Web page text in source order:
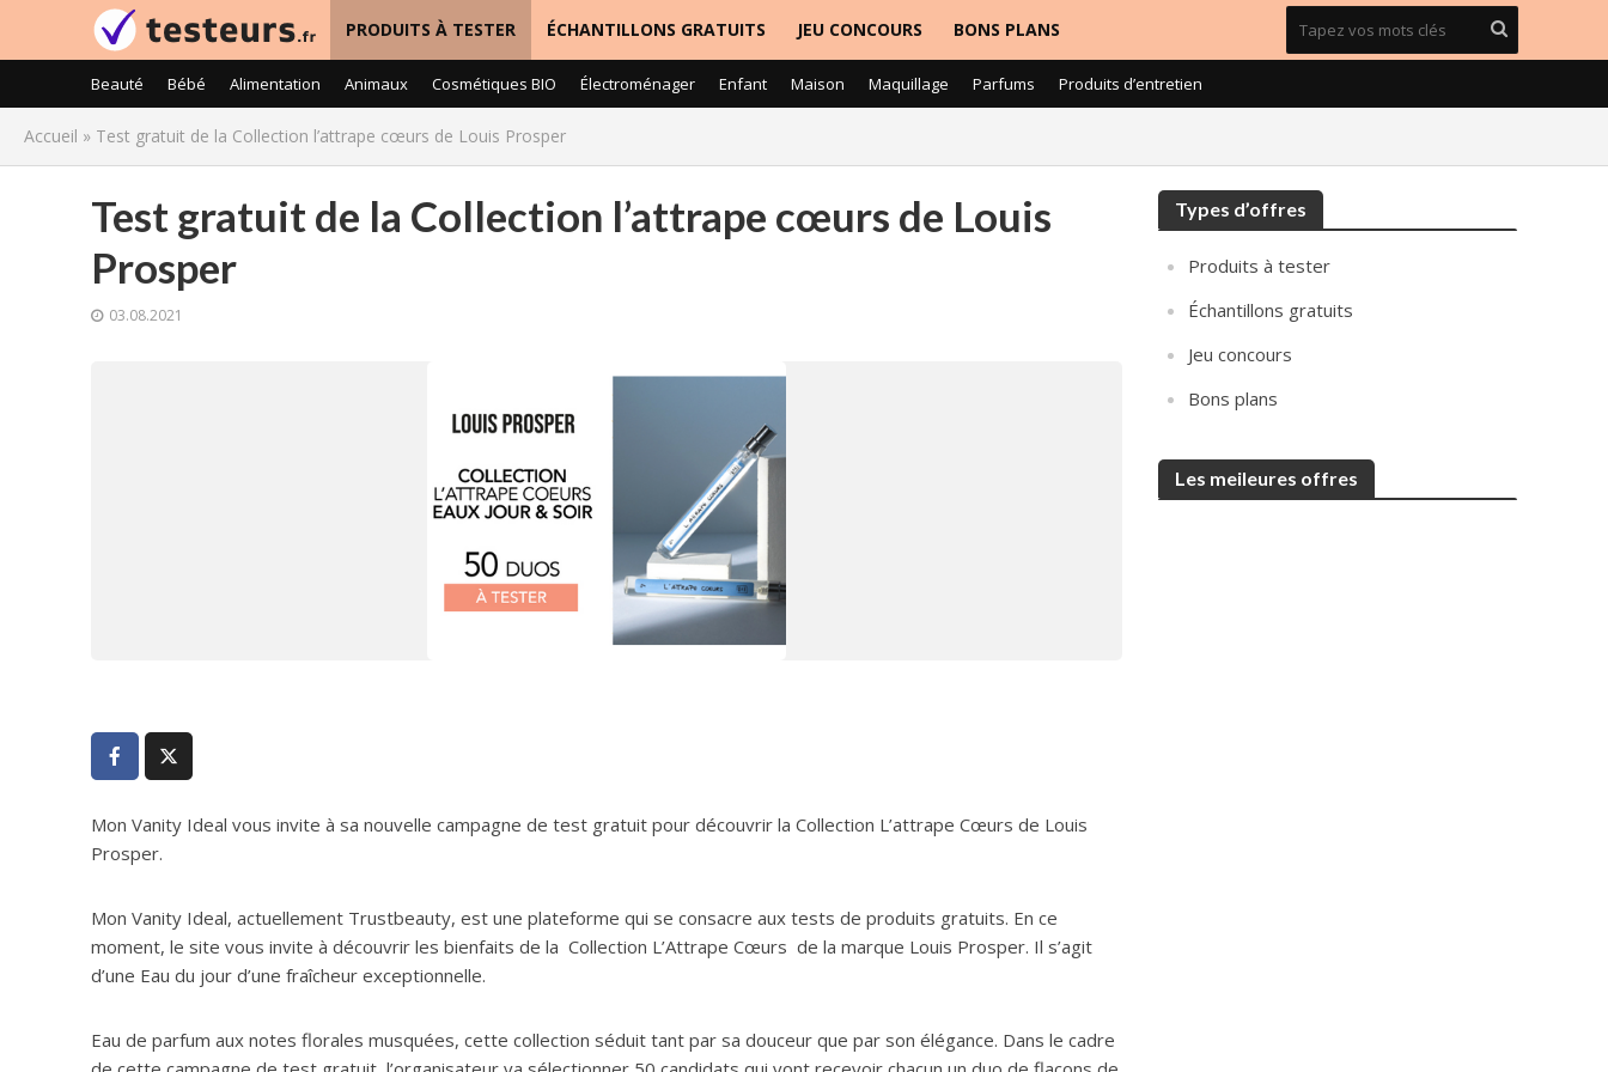
PRODUITS À TESTER ÉCHANTILLONS GRATUITS JEU CONCOURS BONS PLANS
Beauté Bébé Alimentation Animaux Cosmétiques BIO Électroménager Enfant Maison Maquillage Parfums Produits d’entretien
Accueil » Test gratuit de la Collection l’attrape cœurs de Louis Prosper
Test gratuit de la Collection l’attrape cœurs de Louis
Prosper
03.08.2021
Mon Vanity Ideal vous invite à sa nouvelle campagne de test gratuit pour découvrir la Collection L’attrape Cœurs de Louis
Prosper.
Mon Vanity Ideal, actuellement Trustbeauty, est une plateforme qui se consacre aux tests de produits gratuits. En ce
moment, le site vous invite à découvrir les bienfaits de la Collection L’Attrape Cœurs de la marque Louis Prosper. Il s’agit
d’une Eau du jour d’une fraîcheur exceptionnelle.
Eau de parfum aux notes florales musquées, cette collection séduit tant par sa douceur que par son élégance. Dans le cadre
Types d’offres
Produits à tester
Échantillons gratuits
Jeu concours
Bons plans
Les meileures offres